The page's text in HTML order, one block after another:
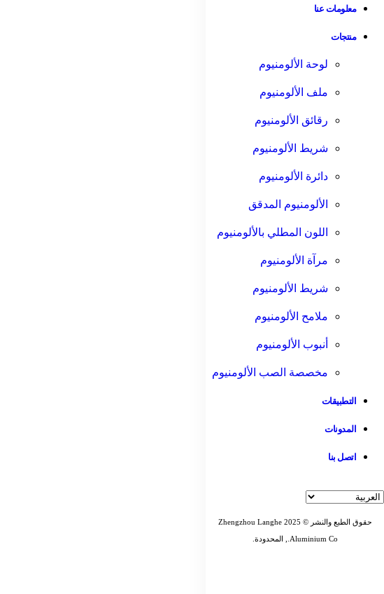
معلومات عنا
منتجات
لوحة الألومنيوم
ملف الألومنيوم
رقائق الألومنيوم
شريط الألومنيوم
دائرة الألومنيوم
الألومنيوم المدقق
اللون المطلي بالألومنيوم
مرآة الألومنيوم
شريط الألومنيوم
ملامح الألومنيوم
أنبوب الألومنيوم
مخصصة الصب الألومنيوم
التطبيقات
المدونات
اتصل بنا
حقوق الطبع والنشر © 2025 Zhengzhou Langhe
Aluminium Co., المحدودة.